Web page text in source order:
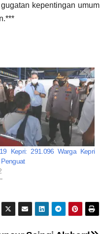
kepentingan umum
Kepri: 291.096 Warga Kepri
Penguat